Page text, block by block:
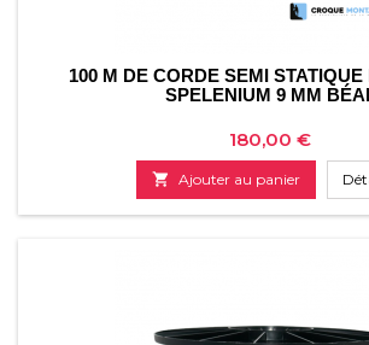
100 M DE CORDE SEMI
SPELENIUM 9 MM
Prix
180,00 €
 Ajouter au panier